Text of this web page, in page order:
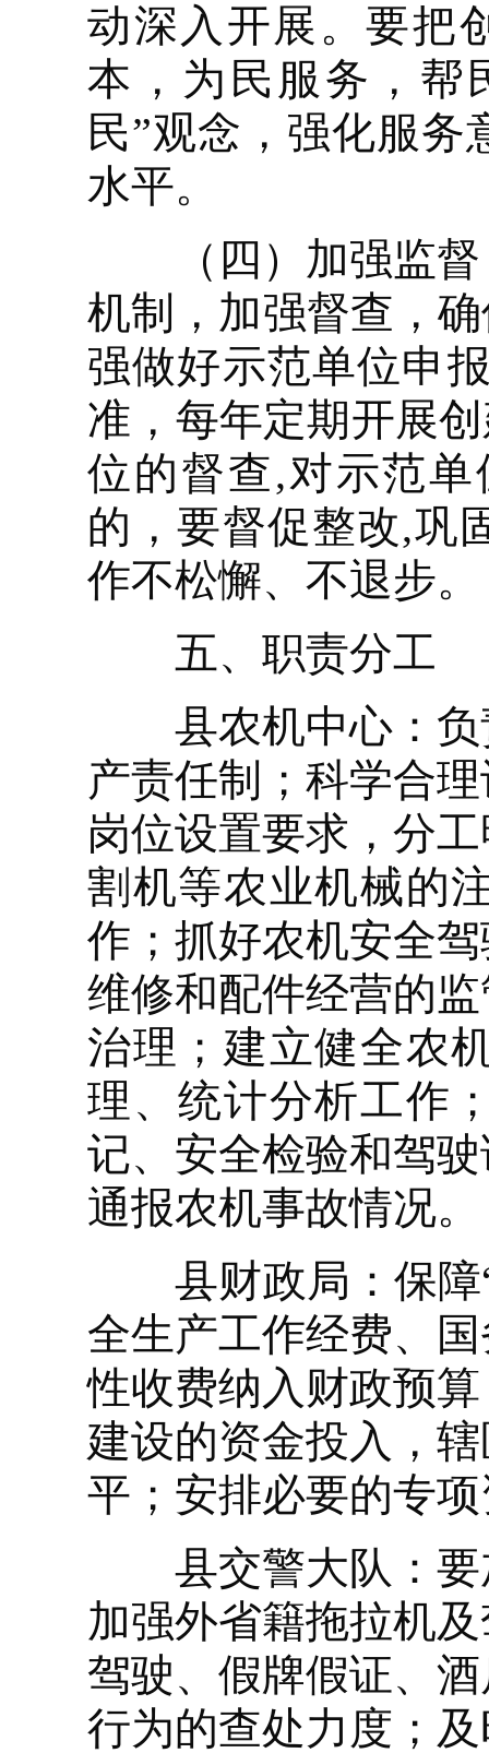
动深入开展。要把
本，为民服务，帮
民”观念，强化服务
水平。
（四）加强监督
机制，加强督查，
强做好示范单位申
准，每年定期开展
位的督查,对示范
的，要督促整改,巩
作不松懈、不退步。
五、职责分工
县农机中心：负
产责任制；科学合
岗位设置要求，分
割机等农业机械的
作；抓好农机安全
维修和配件经营的
治理；建立健全农
理、统计分析工作
记、安全检验和驾
通报农机事故情况。
县财政局：保障“
全生产工作经费、
性收费纳入财政预
建设的资金投入，
平；安排必要的专
县交警大队：要
加强外省籍拖拉机
驾驶、假牌假证、
行为的查处力度；